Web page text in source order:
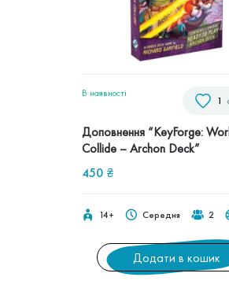
1
В наявностi
Доповнення “KeyForge:
Collide – Archon Deck”
450 ₴
14+ Середня 2
Додати в кошик